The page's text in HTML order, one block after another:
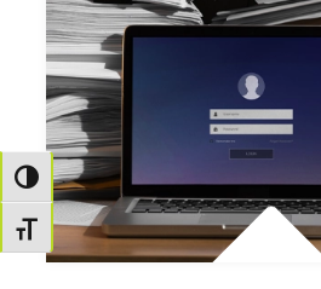
Passer en contraste élevé
Changer la taille de la police